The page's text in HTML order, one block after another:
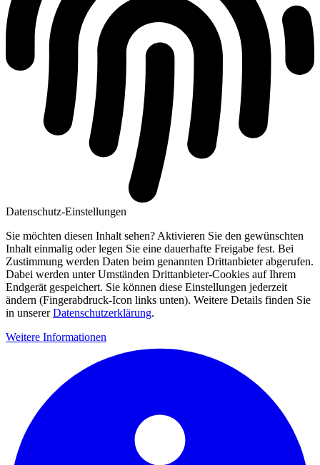
Datenschutz-Einstellungen
Sie möchten diesen Inhalt sehen? Aktivieren Sie den gewünschten
Inhalt einmalig oder legen Sie eine dauerhafte Freigabe fest. Bei
Zustimmung werden Daten beim genannten Drittanbieter abgerufen.
Dabei werden unter Umständen Drittanbieter-Cookies auf Ihrem
Endgerät gespeichert. Sie können diese Einstellungen jederzeit
ändern (Fingerabdruck-Icon links unten). Weitere Details finden Sie
in unsererDatenschutzerklärung.
Weitere Informationen